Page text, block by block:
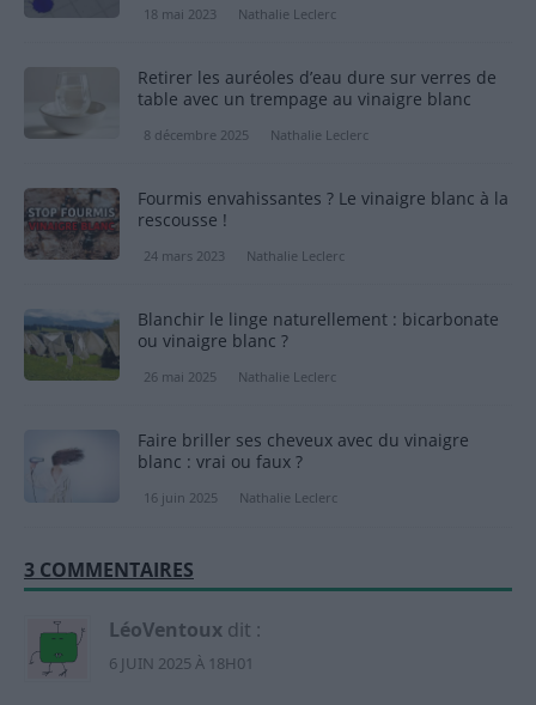
18 mai 2023 Nathalie Leclerc
Retirer les auréoles d’eau dure sur verres de
table avec un trempage au vinaigre blanc
8 décembre 2025 Nathalie Leclerc
Fourmis envahissantes ? Le vinaigre blanc à la
rescousse !
24 mars 2023 Nathalie Leclerc
Blanchir le linge naturellement : bicarbonate
ou vinaigre blanc ?
26 mai 2025 Nathalie Leclerc
Faire briller ses cheveux avec du vinaigre
blanc : vrai ou faux ?
16 juin 2025 Nathalie Leclerc
3 COMMENTAIRES
LéoVentoux dit :
6 JUIN 2025 À 18H01